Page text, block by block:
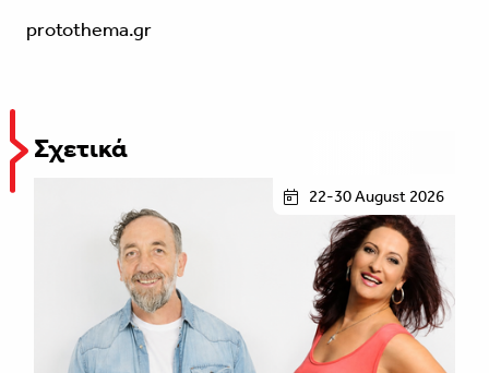
protothema.gr
Σχετικά
22-30 August 2026